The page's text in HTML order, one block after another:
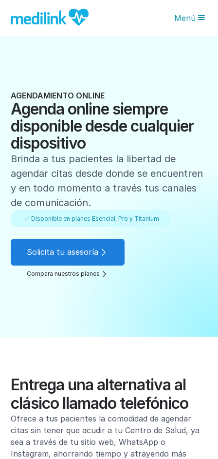
¿Por qué Medilink?
Blog
Solicita tu asesoría
Menú
AGENDAMIENTO ONLINE
Agenda online siempre
disponible desde cualquier
dispositivo
Brinda a tus pacientes la libertad de
agendar citas desde donde se encuentren
y en todo momento a través tus canales
de comunicación.
Disponible en planes Esencial, Pro y Titanium
Solicita tu asesoría
Compara nuestros planes
Entrega una alternativa al
clásico llamado telefónico
Ofrece a tus pacientes la comodidad de agendar
citas sin tener que acudir a tu Centro de Salud, ya
sea a través de tu sitio web, WhatsApp o
Instagram, ahorrando tiempo y atrayendo más